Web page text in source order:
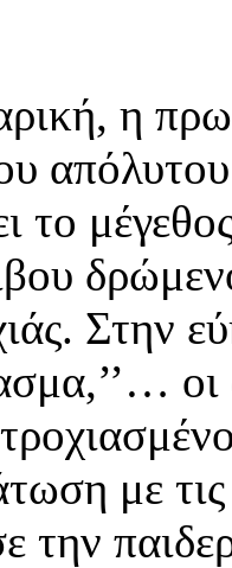
η
το
Στην
οι
με
την